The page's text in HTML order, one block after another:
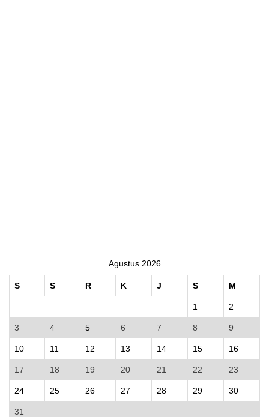
Agustus 2026
S S R K J S M
1 2
3 4 5 6 7 8 9
10 11 12 13 14 15 16
17 18 19 20 21 22 23
24 25 26 27 28 29 30
31